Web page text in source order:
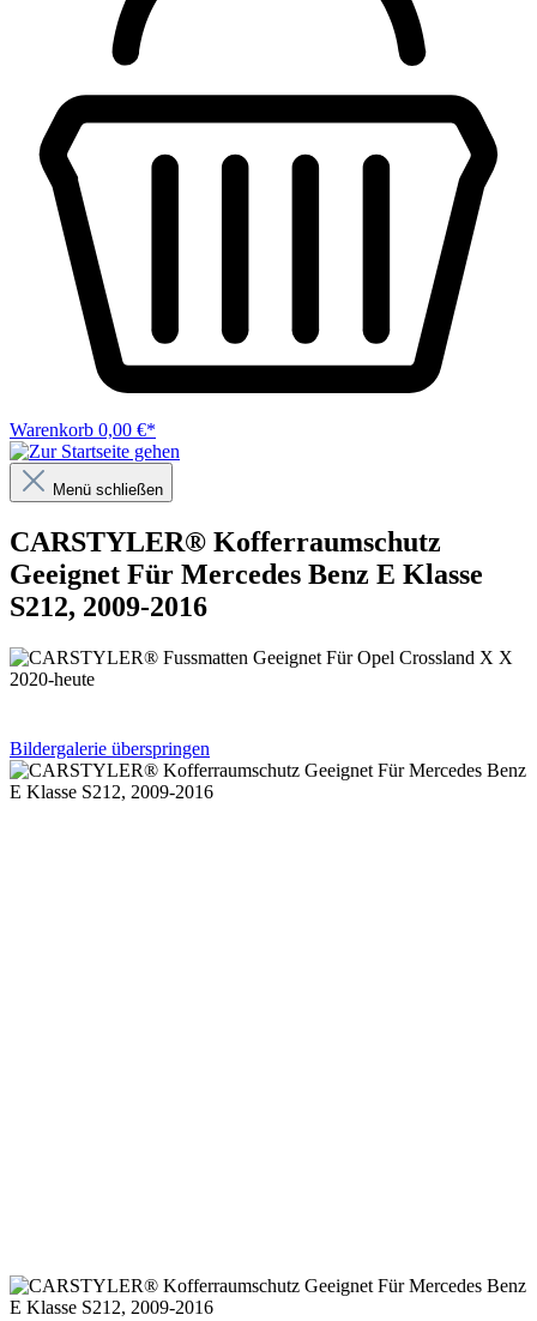
Warenkorb 0,00 €*
Menü schließen
CARSTYLER® Kofferraumschutz
Geeignet Für Mercedes Benz E Klasse
S212, 2009-2016
Bildergalerie überspringen